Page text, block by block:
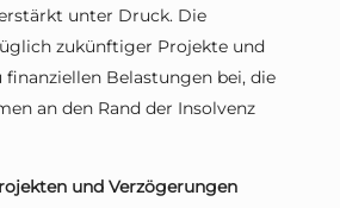
unter Druck. Die
zukünftiger Projekte und
Belastungen bei, die
an den Rand der Insolvenz
und Verzögerungen